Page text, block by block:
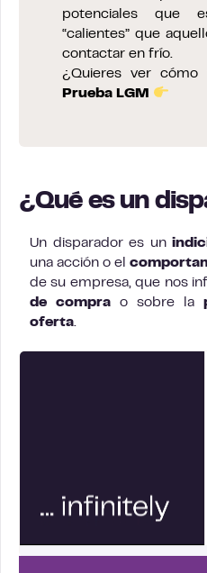
potenciales que
“calientes” que
contactar en frío.
¿Quieres ver cómo
Prueba LGM
¿Qué es un
Un disparador es un
una acción o el
de su empresa, que nos
de compra o sobre la
oferta.